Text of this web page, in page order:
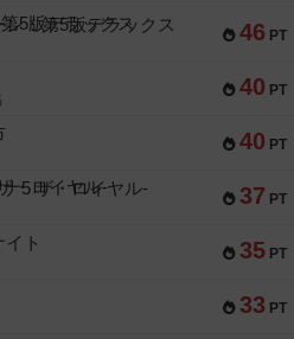
46 PT
：第5版デラックス
40 PT
40 PT
37 PT
5 ザ・ロイヤル-
35 PT
ト
33 PT